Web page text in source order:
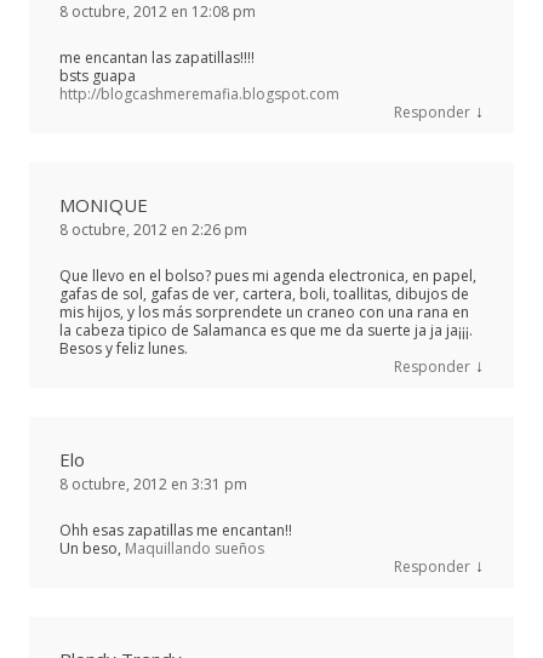
8 octubre, 2012 en 12:08 pm
me encantan las zapatillas!!!!
bsts guapa
http://blogcashmeremafia.blogspot.com
Responder ↓
MONIQUE
8 octubre, 2012 en 2:26 pm
Que llevo en el bolso? pues mi agenda electronica, en papel,
gafas de sol, gafas de ver, cartera, boli, toallitas, dibujos de
mis hijos, y los más sorprendete un craneo con una rana en
la cabeza tipico de Salamanca es que me da suerte ja ja ja¡¡¡.
Besos y feliz lunes.
Responder ↓
Elo
8 octubre, 2012 en 3:31 pm
Ohh esas zapatillas me encantan!!
Un beso, Maquillando sueños
Responder ↓